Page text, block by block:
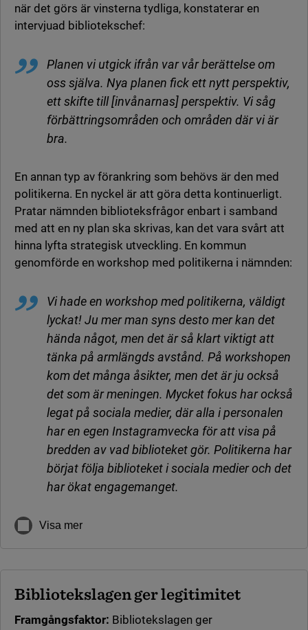
när det görs är vinsterna tydliga, konstaterar en
intervjuad bibliotekschef:
Planen vi utgick ifrån var vår berättelse om
oss själva. Nya planen fick ett nytt perspektiv,
ett skifte till [invånarnas] perspektiv. Vi såg
förbättringsområden och områden där vi är
bra.
En annan typ av förankring som behövs är den med
politikerna. En nyckel är att göra detta kontinuerligt.
Pratar nämnden biblioteksfrågor enbart i samband
med att en ny plan ska skrivas, kan det vara svårt att
hinna lyfta strategisk utveckling. En kommun
genomförde en workshop med politikerna i nämnden:
Vi hade en workshop med politikerna, väldigt
lyckat! Ju mer man syns desto mer kan det
hända något, men det är så klart viktigt att
tänka på armlängds avstånd. På workshopen
kom det många åsikter, men det är ju också
det som är meningen. Mycket fokus har också
legat på sociala medier, där alla i personalen
har en egen Instagramvecka för att visa på
bredden av vad biblioteket gör. Politikerna har
börjat följa biblioteket i sociala medier och det
har ökat engagemanget.
Visa mer
Bibliotekslagen ger legitimitet
Framgångsfaktor: Bibliotekslagen ger